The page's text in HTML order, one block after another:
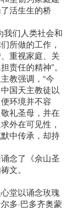
活生生的桥
我们人类社会和
所做的工作，
重视家庭、关
责任的精神”。
教强调，“今
国天主教徒以
环境并不容
礼圣母，并在
外在可见性，
中传承，却持
念了《佘山圣
文。
堂以诵念玫瑰
多·巴多齐奥蒙